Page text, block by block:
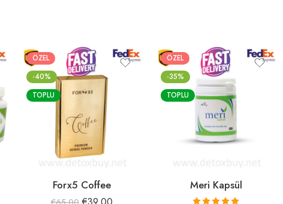
ÖZEL
-40%
TOPLU
Forx5 Coffee
ÖZEL
-35%
TOPLU
Meri Kapsül